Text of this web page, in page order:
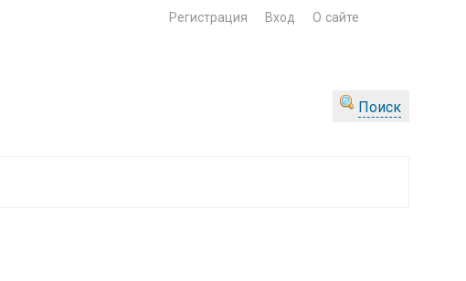
Регистрация Вход О сайте
Поиск